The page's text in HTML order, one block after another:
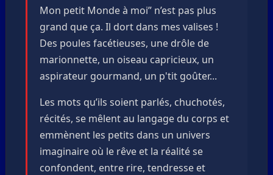
Mon petit Monde à moi” n’est pas plus
grand que ça. Il dort dans mes valises !
Des poules facétieuses, une drôle de
marionnette, un oiseau capricieux, un
aspirateur gourmand, un p'tit goûter...
Les mots qu’ils soient parlés, chuchotés,
récités, se mêlent au langage du corps et
emmènent les petits dans un univers
imaginaire où le rêve et la réalité se
confondent, entre rire, tendresse et